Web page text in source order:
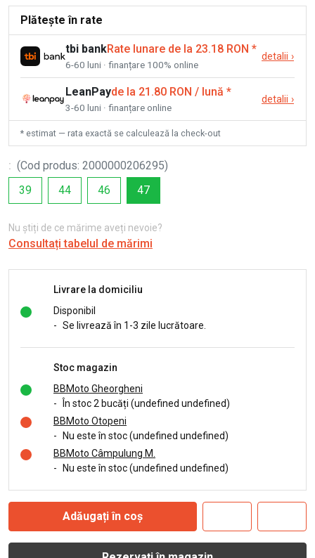
Plătește în rate
tbi bankRate lunare de la 23.18 RON *
6-60 luni · finanțare 100% online
detalii ›
LeanPayde la 21.80 RON / lună *
3-60 luni · finanțare online
detalii ›
* estimat — rata exactă se calculează la check-out
: (Cod produs: 2000000206295)
39
44 46 47
Nu știți de ce mărime aveți nevoie?
Consultați tabelul de mărimi
Livrare la domiciliu
Disponibil
- Se livrează în 1-3 zile lucrătoare.
Stoc magazin
BBMoto Gheorgheni
-
În stoc 2 bucăți (undefined undefined)
BBMoto Otopeni
-
Nu este în stoc (undefined undefined)
BBMoto Câmpulung M.
-
Nu este în stoc (undefined undefined)
Adăugați în coș